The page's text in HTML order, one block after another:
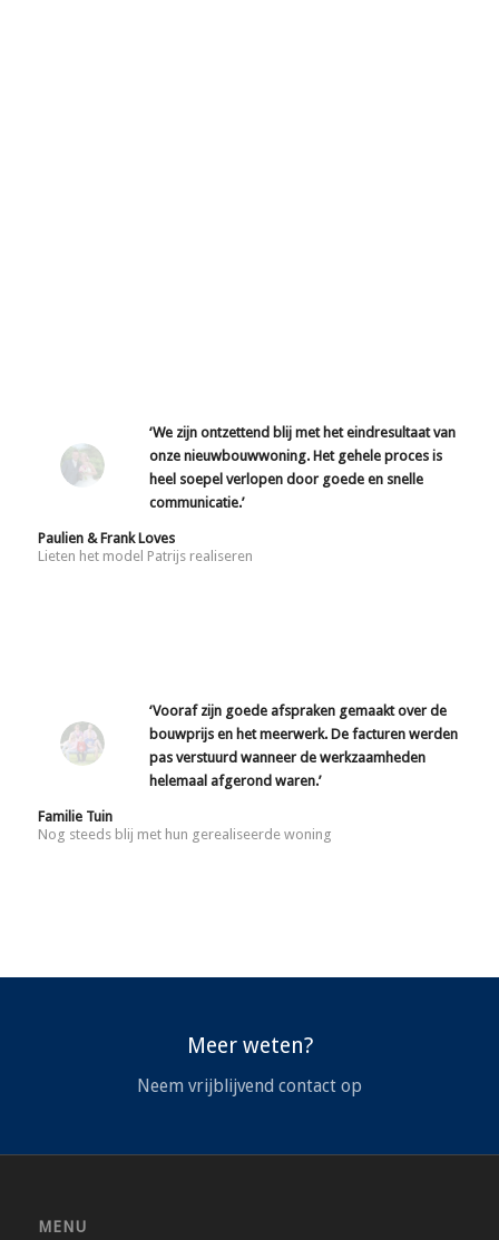
‘We zijn ontzettend blij met het eindresultaat van
onze nieuwbouwwoning. Het gehele proces is
heel soepel verlopen door goede en snelle
communicatie.’
Paulien & Frank Loves
Lieten het model Patrijs realiseren
‘Vooraf zijn goede afspraken gemaakt over de
bouwprijs en het meerwerk. De facturen werden
pas verstuurd wanneer de werkzaamheden
helemaal afgerond waren.’
Familie Tuin
Nog steeds blij met hun gerealiseerde woning
Meer weten?
Neem vrijblijvend contact op
MENU